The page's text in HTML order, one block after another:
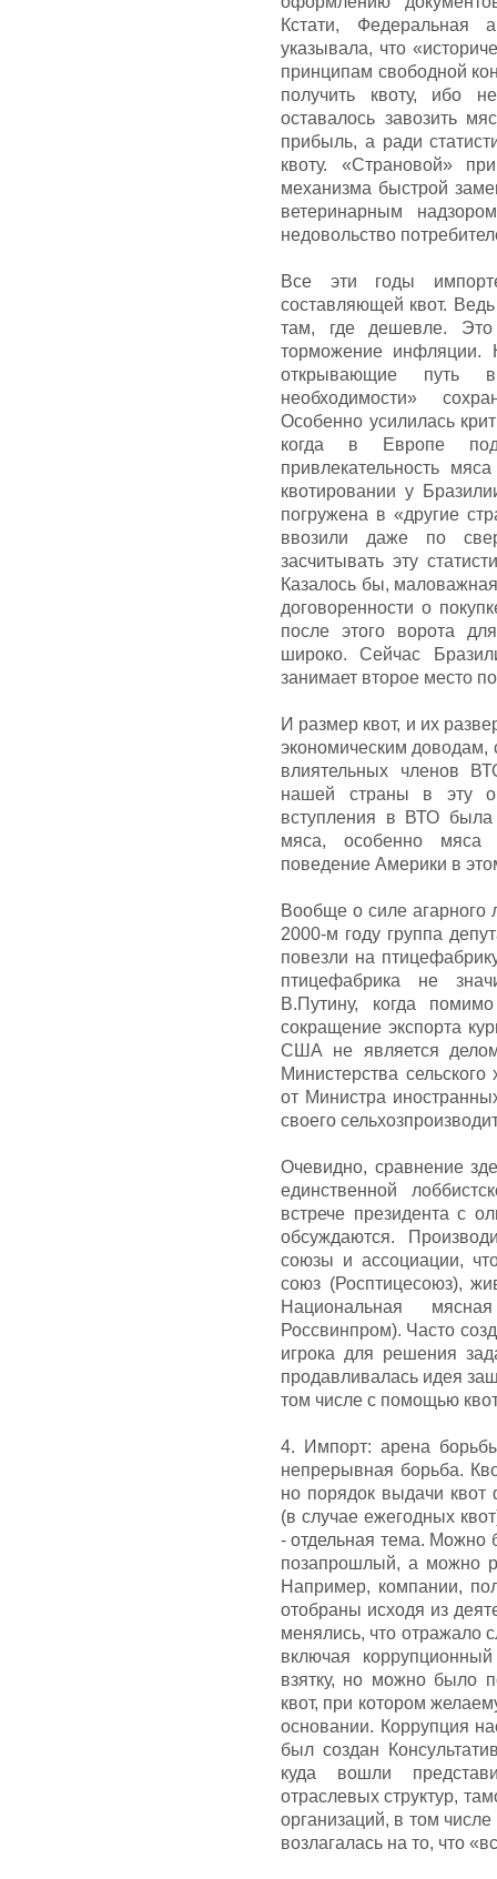
Кстати, Федеральная
указывала, что
принципам свободной
получить квоту, ибо
оставалось завозить
прибыль, а ради
квоту. «Страновой»
механизма быстрой
ветеринарным
недовольство
Все эти годы
составляющей квот.
там, где дешевле.
торможение инфляции.
открывающие путь
необходимости»
Особенно усилилась
когда в Европе
привлекательность
квотировании у
погружена в «другие
ввозили даже по
засчитывать эту
Казалось бы,
договоренности о
после этого ворота
широко. Сейчас
занимает второе место
И размер квот, и их
экономическим доводам,
влиятельных членов
нашей страны в эту
вступления в ВТО
мяса, особенно
поведение Америки в
Вообще о силе
2000-м году группа
повезли на
птицефабрика не
В.Путину, когда
сокращение экспорта
США не является делом
Министерства
от Министра
своего
Очевидно, сравнение
единственной
встрече президента с
обсуждаются.
союзы и ассоциации,
союз (Росптицесоюз),
Национальная
Россвинпром). Часто
игрока для решения
продавливалась идея
том числе с помощью
4. Импорт: арена
непрерывная борьба.
но порядок выдачи
(в случае ежегодных
- отдельная тема. Можно
позапрошлый, а можно
Например, компании,
отобраны исходя из
менялись, что отражало
включая
взятку, но можно было
квот, при котором
основании. Коррупция
был создан
куда вошли
отраслевых структур,
организаций, в том
возлагалась на то, что